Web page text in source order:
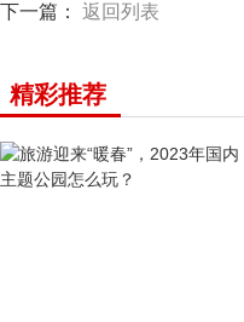
下一篇： 返回列表
精彩推荐